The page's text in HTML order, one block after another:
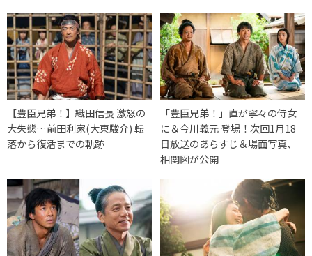
【豊臣兄弟！】織田信長 激怒の
大失態…前田利家(大東駿介) 転
落から復活までの軌跡
「豊臣兄弟！」直が寧々の侍女
に＆今川義元 登場！次回1月18
日放送のあらすじ＆場面写真、
相関図が公開